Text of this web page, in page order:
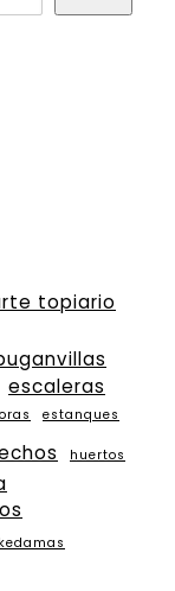
topiario
escaleras
estanques
huertos